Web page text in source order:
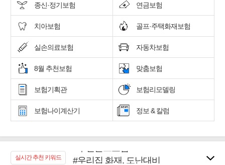
종신·정기보험 연금보험
치아보험 골프·주택화재보험
실손의료보험 자동차보험
8월 추천보험 맞춤보험
보험기획관 보험리모델링
보험나이계산기 정보 & 칼럼
실시간 추천 키워드
#우리집 화재, 도난대비